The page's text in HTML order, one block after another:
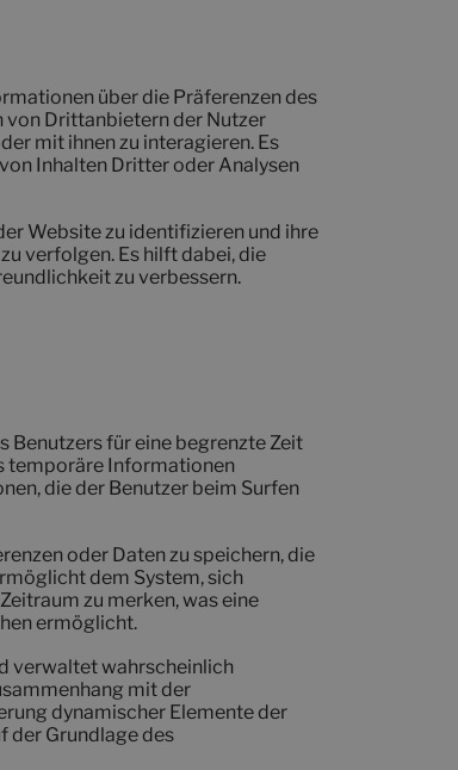
über die Präferenzen des
von Drittanbietern der Nutzer
mit ihnen zu interagieren. Es
Inhalten Dritter oder Analysen
Website zu identifizieren und ihre
verfolgen. Es hilft dabei, die
zu verbessern.
Benutzers für eine begrenzte Zeit
temporäre Informationen
die der Benutzer beim Surfen
oder Daten zu speichern, die
dem System, sich
zu merken, was eine
ermöglicht.
verwaltet wahrscheinlich
mit der
dynamischer Elemente der
der Grundlage des